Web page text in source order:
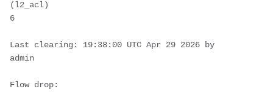
6
Last clearing: 19:38:00 UTC Apr 29 2026 by
admin
Flow drop: